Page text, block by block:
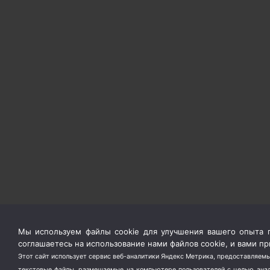
Мы используем файлы cookie для улучшения вашего опыта
соглашаетесь на использование нами файлов cookie, и вами
Этот сайт использует сервис веб-аналитики Яндекс Метрика,